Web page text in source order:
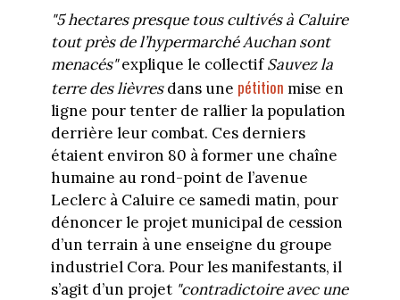
"5 hectares presque tous cultivés à Caluire
tout près de l’hypermarché Auchan sont
menacés"explique le collectifSauvez la
terre des lièvresdans une pétition mise en
ligne pour tenter de rallier la population
derrière leur combat. Ces derniers
étaient environ 80 à former une chaîne
humaine au rond-point de l’avenue
Leclerc à Caluire ce samedi matin, pour
dénoncer le projet municipal de cession
d’un terrain à une enseigne du groupe
industriel Cora. Pour les manifestants, il
s’agit d’un projet "contradictoire avec une